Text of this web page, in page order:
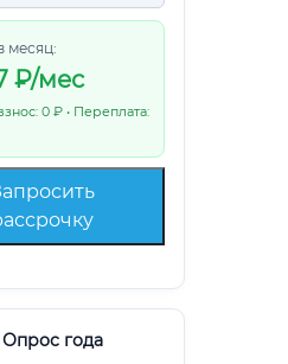
месяц:
₽/мес
0 ₽ • Переплата:
Опрос года